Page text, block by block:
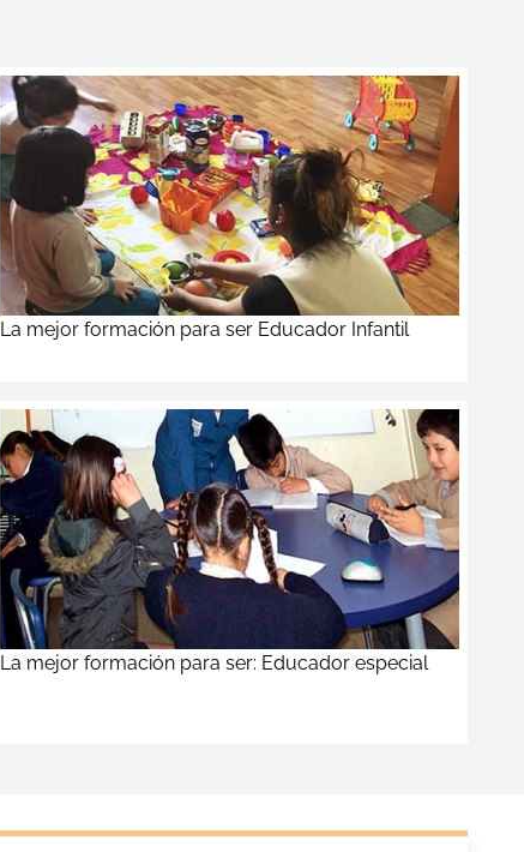
La mejor formación para ser Educador Infantil
La mejor formación para ser: Educador especial